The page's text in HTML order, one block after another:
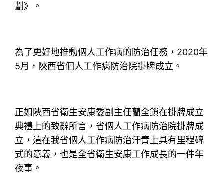
劃》。
為了更好地推動個人工作病的防治任務，2020年
5月，陜西省個人工作病防治院掛牌成立。
正如陜西省衛生安康委副主任藺全鎖在掛牌成立
典禮上的致辭所言，省個人工作病防治院掛牌成
立，這在我省個人工作病防治汗青上具有里程碑
式的意義，也是全省衛生安康工作成長的一件年
夜事。